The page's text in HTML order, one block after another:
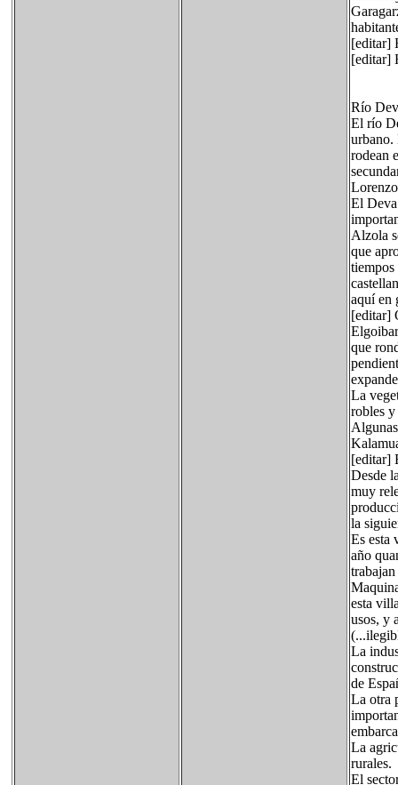
[editar]
[editar]
Río
El río
urbano.
rodean
El
Alzola
que
aquí en
[editar]
que
La
robles y
[editar]
Desde
muy
la
Es esta
año
esta
usos, y
La
de
La otra
La
rurales.
El